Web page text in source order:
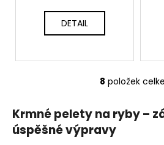
DETAIL
O
l
8 položek
Krmné pelety na ryby –
úspěšné výpravy